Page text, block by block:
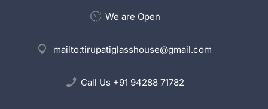
We are Open
mailto:tirupatiglasshouse@gmail.com
Call Us +91 94288 71782